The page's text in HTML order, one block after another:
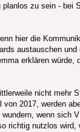
planlos zu sein - bei
hier die
austauschen
erklären
nicht mehr
2017, werden
wenn sich
richtig nutzlos